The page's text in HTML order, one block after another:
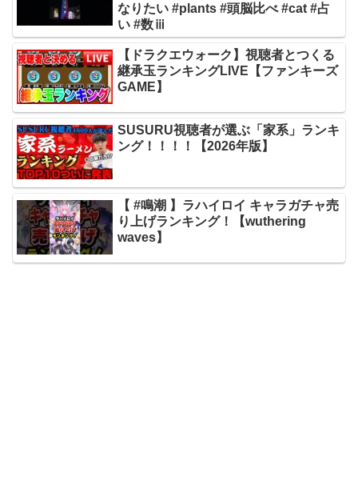
なりたい #plants #頭脳比べ #cat #占
い #数ⅲ
【ドラクエウォーク】視聴者とつくる
継承玉ランキングLIVE【ファンキーズ
GAME】
SUSURU視聴者が選ぶ「家系」ランキ
ング！！！！【2026年版】
【 #鳴潮 】ラハイロイ キャラガチャ売
り上げランキング！【wuthering
waves】